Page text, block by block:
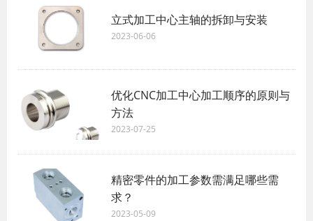
立式加工中心主轴的拆卸与安装
2023-06-06
优化CNC加工中心加工顺序的原则与
方法
2023-07-25
精密零件的加工参数需满足哪些需
求？
2023-05-09